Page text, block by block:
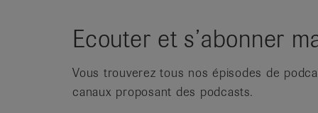
Ecouter et s’abonner
Vous trouverez tous nos épisodes de
canaux proposant des podcasts.